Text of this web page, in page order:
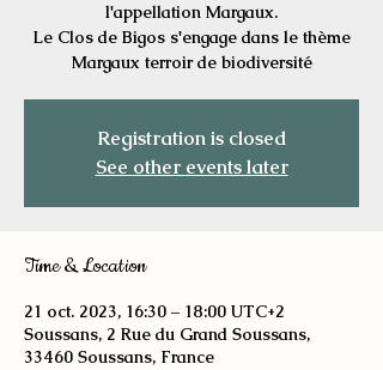
l'appellation Margaux.
Le Clos de Bigos s'engage dans le thème
Margaux terroir de biodiversité
Registration is closed
See other events later
Time & Location
21 oct. 2023, 16:30 – 18:00 UTC+2
Soussans, 2 Rue du Grand Soussans,
33460 Soussans, France